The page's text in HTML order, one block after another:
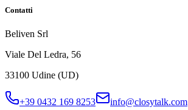
Contatti
Beliven Srl
Viale Del Ledra, 56
33100 Udine (UD)
+39 0432 169 8253 info@closytalk.com